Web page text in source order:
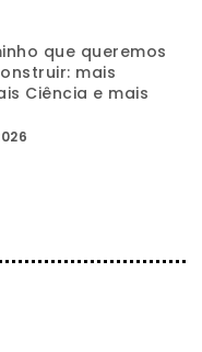
que queremos
mais
Ciência e mais